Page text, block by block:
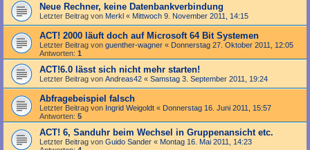
Neue Rechner, keine Datenbankverbindung
Letzter Beitrag von Merkl « Mittwoch 9. November 2011, 14:15
ACT! 2000 läuft doch auf Microsoft 64 Bit Systemen
Letzter Beitrag von guenther-wagner « Donnerstag 27. Oktober 2011, 12:05
Antworten: 1
ACT!6.0 lässt sich nicht mehr starten!
Letzter Beitrag von Andreas42 « Samstag 3. September 2011, 19:24
Abfragebeispiel falsch
Letzter Beitrag von Ingrid Weigoldt « Donnerstag 16. Juni 2011, 15:57
Antworten: 5
ACT! 6, Sanduhr beim Wechsel in Gruppenansicht etc.
Letzter Beitrag von Guido Sander « Montag 16. Mai 2011, 14:23